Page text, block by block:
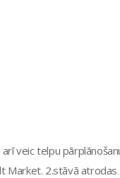
veic telpu
Market. 2.stāvā